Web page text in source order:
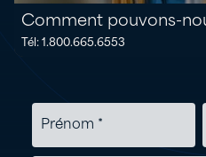
Comment pouvons-
Tél: 1.800.665.6553